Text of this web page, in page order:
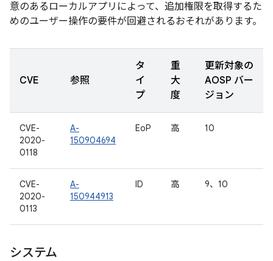
意のあるローカルアプリによって、追加権限を取得するた
めのユーザー操作の要件が回避されるおそれがあります。
CVE 参照
タ
イ
プ
重
大
度
更新対象の
AOSP バー
ジョン
CVE-
2020-
0118
A-
150904694
EoP 高 10
CVE-
2020-
0113
A-
150944913
ID 高 9、10
システム